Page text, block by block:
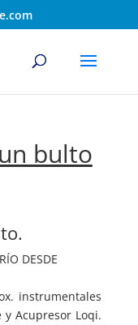
bulto
DESDE
instrumentales
Acupresor Loqi.